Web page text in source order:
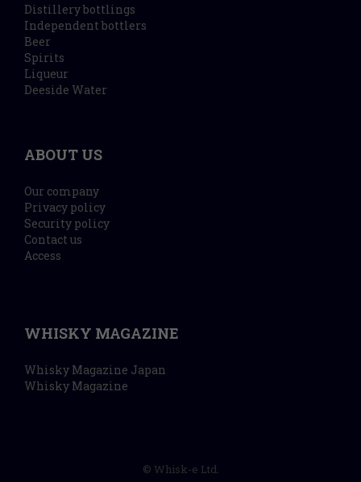
Distillery bottlings
Independent bottlers
Beer
Spirits
Liqueur
Deeside Water
ABOUT US
Our company
Privacy policy
Security policy
Contact us
Access
WHISKY MAGAZINE
Whisky Magazine Japan
Whisky Magazine
© Whisk-e Ltd.